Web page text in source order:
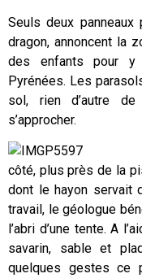
Seuls deux
dragon, annoncent la
des enfants pour y
Pyrénées. Les
sol, rien d’autre
s’approcher.
côté, plus près de la
dont le hayon servait
travail, le géologue
l’abri d’une tente. A
savarin, sable et
quelques gestes ce